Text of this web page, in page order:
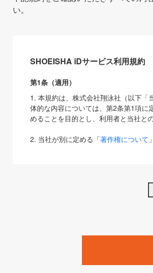
い。
SHOEISHA iDサービス利用規約
第1条（適用）
1. 本規約は、株式会社翔泳社（以下
体的な内容については、第2条第1項に
めることを目的とし、利用者と当社と
2. 当社が別に定める「著作権について
は、本規約の規定が優先して適用され
1. 「本サービス」とは、当社が提供
みます）及びこれらサービスに関連し
「SEBook」「SEShop」「CodeZine